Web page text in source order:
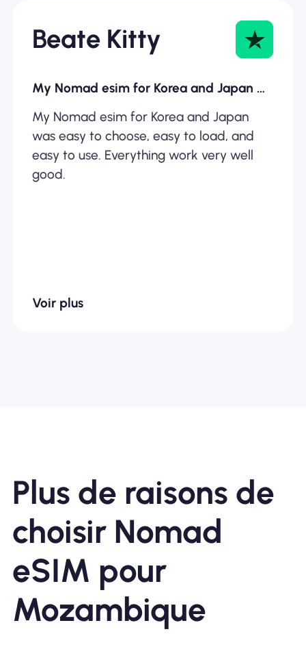
Beate Kitty
My Nomad esim for Korea and Japan was…
My Nomad esim for Korea and Japan
was easy to choose, easy to load, and
easy to use. Everything work very well
good.
Voir plus
Plus de raisons de
choisir Nomad
eSIM pour
Mozambique